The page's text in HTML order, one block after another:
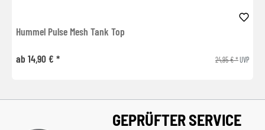
Hummel Pulse Mesh Tank Top
ab 14,90 € * 24,95 € *UVP
GEPRÜFTER SERVICE